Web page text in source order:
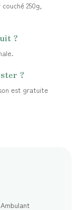
250g,
?
?
est gratuite